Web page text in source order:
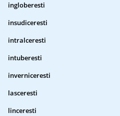
ingloberesti
insudiceresti
intralceresti
intuberesti
inverniceresti
lasceresti
linceresti